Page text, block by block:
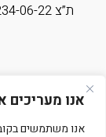
אנו
ת”צ 58234-06-22